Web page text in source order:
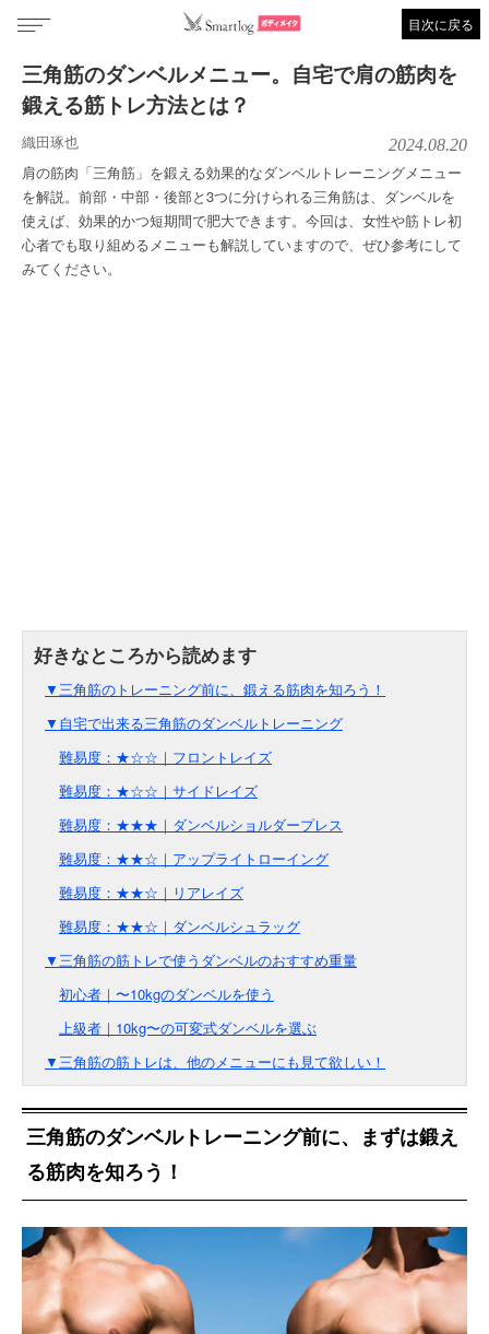
目次に戻る
三角筋のダンベルメニュー。自宅で肩の筋肉を
鍛える筋トレ方法とは？
織田琢也 2024.08.20
肩の筋肉「三角筋」を鍛える効果的なダンベルトレーニングメニュー
を解説。前部・中部・後部と3つに分けられる三角筋は、ダンベルを
使えば、効果的かつ短期間で肥大できます。今回は、女性や筋トレ初
心者でも取り組めるメニューも解説していますので、ぜひ参考にして
みてください。
▼三角筋のトレーニング前に、鍛える筋肉を知ろう！
▼自宅で出来る三角筋のダンベルトレーニング
難易度：★☆☆｜フロントレイズ
難易度：★☆☆｜サイドレイズ
難易度：★★★｜ダンベルショルダープレス
難易度：★★☆｜アップライトローイング
難易度：★★☆｜リアレイズ
難易度：★★☆｜ダンベルシュラッグ
▼三角筋の筋トレで使うダンベルのおすすめ重量
初心者｜〜10kgのダンベルを使う
上級者｜10kg〜の可変式ダンベルを選ぶ
▼三角筋の筋トレは、他のメニューにも見て欲しい！
三角筋のダンベルトレーニング前に、まずは鍛え
る筋肉を知ろう！